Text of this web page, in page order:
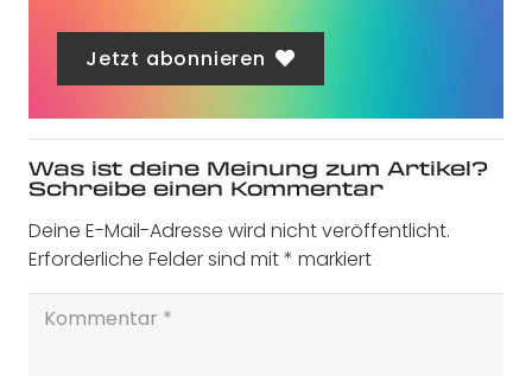
Jetzt abonnieren
Was ist deine Meinung zum Artikel?
Schreibe einen Kommentar
Deine E-Mail-Adresse wird nicht veröffentlicht.
Erforderliche Felder sind mit* markiert